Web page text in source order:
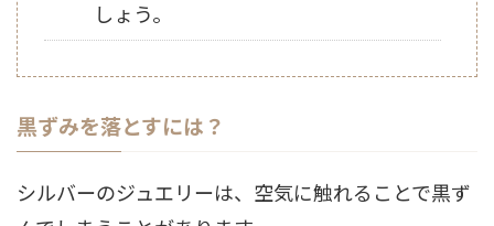
しょう。
黒ずみを落とすには？
シルバーのジュエリーは、空気に触れることで黒ず